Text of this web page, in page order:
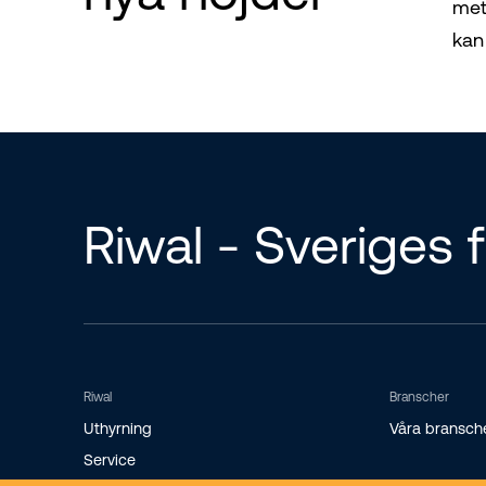
Riwal - Sveriges
Riwal
Uthyrning
Service
Branscher
Våra